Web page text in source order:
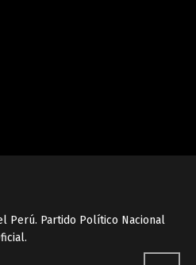
Perú. Partido Político Nacional